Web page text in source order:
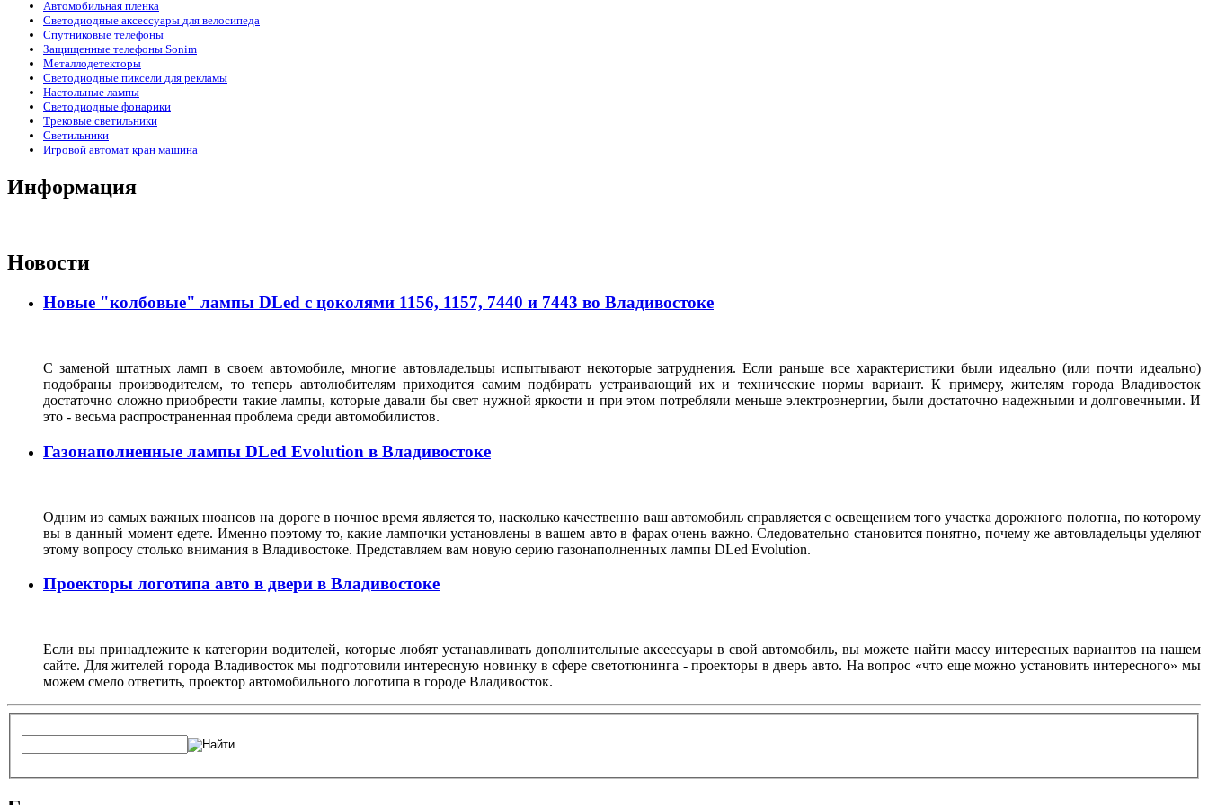
Автомобильная пленка
Светодиодные аксессуары для велосипеда
Спутниковые телефоны
Защищенные телефоны Sonim
Металлодетекторы
Светодиодные пиксели для рекламы
Настольные лампы
Светодиодные фонарики
Трековые светильники
Светильники
Игровой автомат кран машина
Информация
Новости
Новые "колбовые" лампы DLed с цоколями 1156, 1157, 7440 и 7443 во Владивостоке
С заменой штатных ламп в своем автомобиле, многие автовладельцы испытывают некоторые затруднения. Если раньше все характеристики были идеально (или почти идеально)
подобраны производителем, то теперь автолюбителям приходится самим подбирать устраивающий их и технические нормы вариант. К примеру, жителям города Владивосток
достаточно сложно приобрести такие лампы, которые давали бы свет нужной яркости и при этом потребляли меньше электроэнергии, были достаточно надежными и долговечными. И
это - весьма распространенная проблема среди автомобилистов.
Газонаполненные лампы DLed Evolution в Владивостоке
Одним из самых важных нюансов на дороге в ночное время является то, насколько качественно ваш автомобиль справляется с освещением того участка дорожного полотна, по которому
вы в данный момент едете. Именно поэтому то, какие лампочки установлены в вашем авто в фарах очень важно. Следовательно становится понятно, почему же автовладельцы уделяют
этому вопросу столько внимания в Владивостоке. Представляем вам новую серию газонаполненных лампы DLed Evolution.
Проекторы логотипа авто в двери в Владивостоке
Если вы принадлежите к категории водителей, которые любят устанавливать дополнительные аксессуары в свой автомобиль, вы можете найти массу интересных вариантов на нашем
сайте. Для жителей города Владивосток мы подготовили интересную новинку в сфере светотюнинга - проекторы в дверь авто. На вопрос «что еще можно установить интересного» мы
можем смело ответить, проектор автомобильного логотипа в городе Владивосток.